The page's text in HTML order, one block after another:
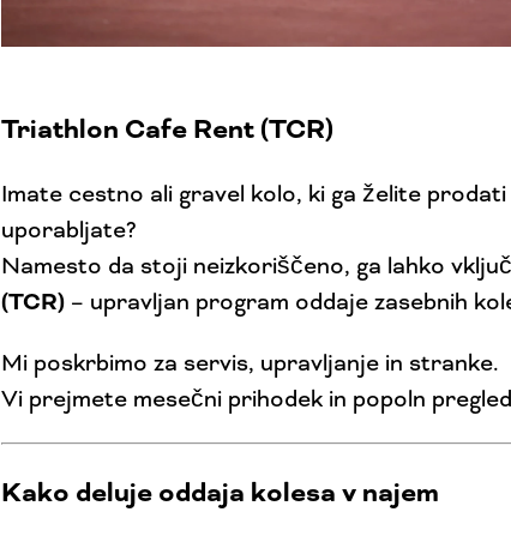
Triathlon Cafe Rent (TCR)
Imate cestno ali gravel kolo, ki ga želite
uporabljate?
Namesto da stoji neizkoriščeno, ga lahko
(TCR) – upravljan program oddaje zasebnih
Mi poskrbimo za servis, upravljanje in stranke.
Vi prejmete mesečni prihodek in popoln
Kako deluje oddaja kolesa v najem